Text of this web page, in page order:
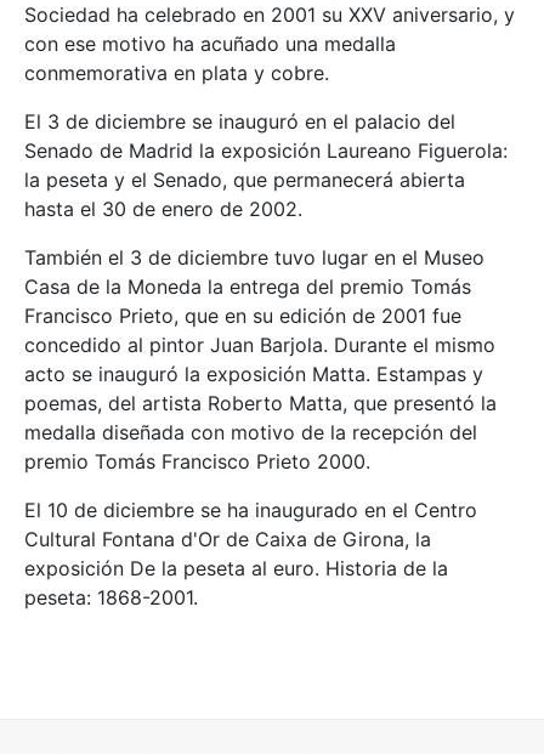
Sociedad ha celebrado en 2001 su XXV aniversario, y
con ese motivo ha acuñado una medalla
conmemorativa en plata y cobre.
El 3 de diciembre se inauguró en el palacio del
Senado de Madrid la exposición Laureano Figuerola:
la peseta y el Senado, que permanecerá abierta
hasta el 30 de enero de 2002.
También el 3 de diciembre tuvo lugar en el Museo
Casa de la Moneda la entrega del premio Tomás
Francisco Prieto, que en su edición de 2001 fue
concedido al pintor Juan Barjola. Durante el mismo
acto se inauguró la exposición Matta. Estampas y
poemas, del artista Roberto Matta, que presentó la
medalla diseñada con motivo de la recepción del
premio Tomás Francisco Prieto 2000.
El 10 de diciembre se ha inaugurado en el Centro
Cultural Fontana d'Or de Caixa de Girona, la
exposición De la peseta al euro. Historia de la
peseta: 1868-2001.